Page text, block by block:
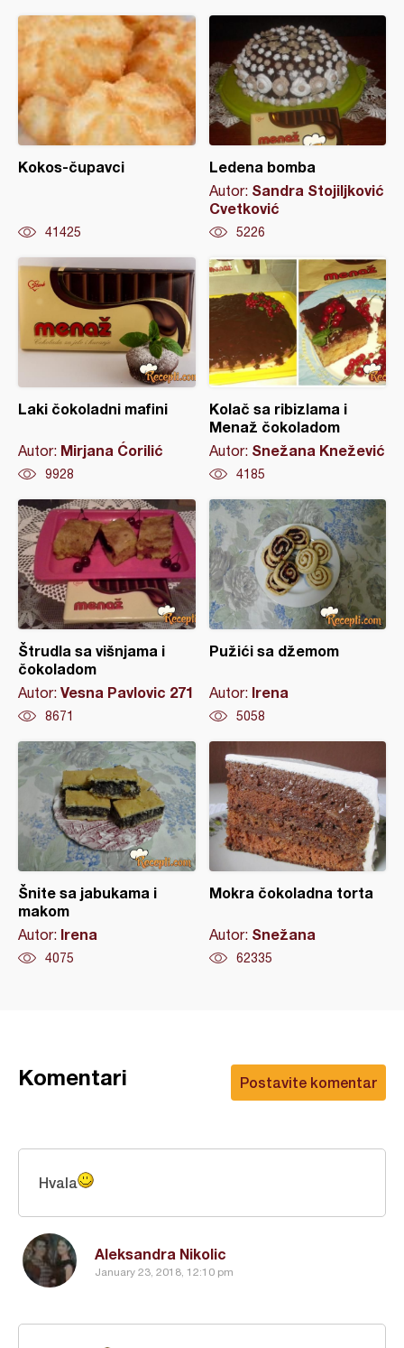
Kokos-čupavci
41425
Ledena bomba
Autor: Sandra Stojiljković
Cvetković
5226
Laki čokoladni mafini
Autor: Mirjana Ćorilić
9928
Kolač sa ribizlama i
Menaž čokoladom
Autor: Snežana Knežević
4185
Štrudla sa višnjama i
čokoladom
Autor: Vesna Pavlovic 271
8671
Pužići sa džemom
Autor: Irena
5058
Šnite sa jabukama i
makom
Autor: Irena
4075
Mokra čokoladna torta
Autor: Snežana
62335
Postavite komentar
Komentari
Aleksandra Nikolic
January 23, 2018, 12:10 pm
Hvala